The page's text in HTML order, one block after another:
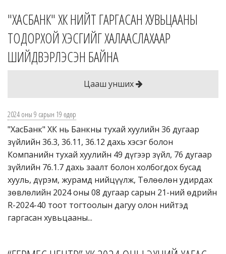
"ХАСБАНК" ХК НИЙТ ГАРГАСАН ХУВЬЦААНЫ
ТОДОРХОЙ ХЭСГИЙГ ХАЛААСЛАХААР
ШИЙДВЭРЛЭСЭН БАЙНА
Цааш унших
2024 оны 9 сарын 19 өдөр
"ХасБанк" ХК нь Банкны тухай хуулийн 36 дугаар
зүйлийн 36.3, 36.11, 36.12 дахь хэсэг болон
Компанийн тухай хуулийн 49 дүгээр зүйл, 76 дугаар
зүйлийн 76.1.7 дахь заалт болон холбогдох бусад
хууль, дүрэм, журамд нийцүүлж, Төлөөлөн удирдах
зөвлөлийн 2024 оны 08 дугаар сарын 21-ний өдрийн
R-2024-40 тоот тогтоолын дагуу олон нийтэд
гаргасан хувьцааны...